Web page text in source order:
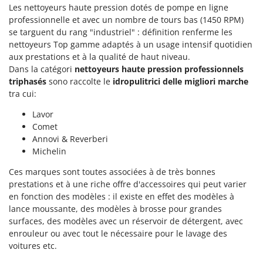
Shark
Silky
Simatech
Sirman
Skil
Smeg
Snapper
Solidur
Spice Electronics
Spiralmac
Spring Protezione
Spyro
Stanley
Les nettoyeurs haute pression dotés de pompe en ligne
professionnelle et avec un nombre de tours bas (1450 RPM)
se targuent du rang "industriel" : définition renferme les
nettoyeurs Top gamme adaptés à un usage intensif quotidien
aux prestations et à la qualité de haut niveau.
Dans la catégori nettoyeurs haute pression professionnels
triphasés sono raccolte le idropulitrici delle migliori marche
tra cui:
Lavor
Comet
Annovi & Reverberi
Michelin
Ces marques sont toutes associées à de très bonnes
prestations et à une riche offre d'accessoires qui peut varier
en fonction des modèles : il existe en effet des modèles à
lance moussante, des modèles à brosse pour grandes
surfaces, des modèles avec un réservoir de détergent, avec
enrouleur ou avec tout le nécessaire pour le lavage des
voitures etc.